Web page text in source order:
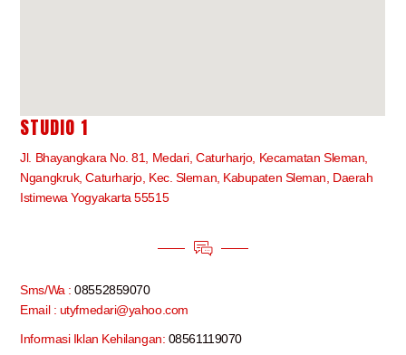
STUDIO 1
Jl. Bhayangkara No. 81, Medari, Caturharjo, Kecamatan Sleman,
Ngangkruk, Caturharjo, Kec. Sleman, Kabupaten Sleman, Daerah
Istimewa Yogyakarta 55515
Sms/Wa :08552859070
Email : utyfmedari@yahoo.com
Informasi Iklan Kehilangan: 08561119070